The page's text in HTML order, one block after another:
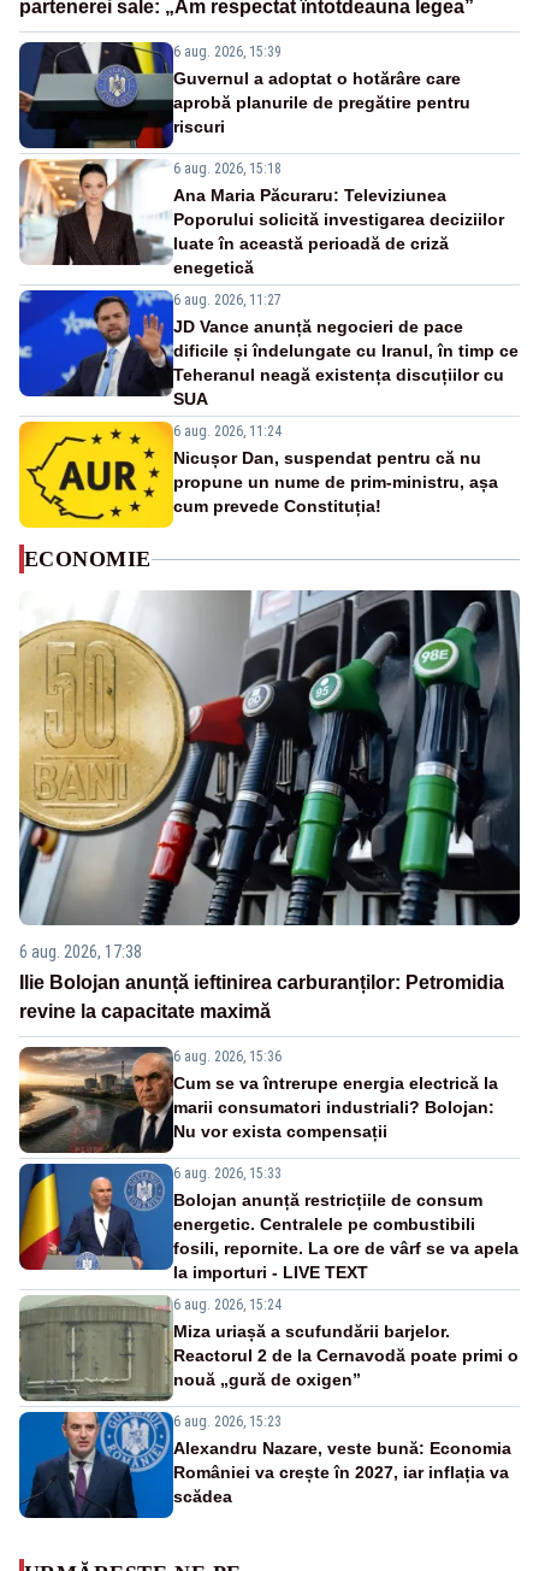
partenerei sale: „Am respectat întotdeauna legea”
6 aug. 2026, 15:39
Guvernul a adoptat o hotărâre care
aprobă planurile de pregătire pentru
riscuri
6 aug. 2026, 15:18
Ana Maria Păcuraru: Televiziunea
Poporului solicită investigarea deciziilor
luate în această perioadă de criză
enegetică
6 aug. 2026, 11:27
JD Vance anunță negocieri de pace
dificile și îndelungate cu Iranul, în timp ce
Teheranul neagă existența discuțiilor cu
SUA
6 aug. 2026, 11:24
Nicușor Dan, suspendat pentru că nu
propune un nume de prim-ministru, așa
cum prevede Constituția!
ECONOMIE
6 aug. 2026, 17:38
Ilie Bolojan anunță ieftinirea carburanților: Petromidia
revine la capacitate maximă
6 aug. 2026, 15:36
Cum se va întrerupe energia electrică la
marii consumatori industriali? Bolojan:
Nu vor exista compensații
6 aug. 2026, 15:33
Bolojan anunță restricțiile de consum
energetic. Centralele pe combustibili
fosili, repornite. La ore de vârf se va apela
la importuri - LIVE TEXT
6 aug. 2026, 15:24
Miza uriașă a scufundării barjelor.
Reactorul 2 de la Cernavodă poate primi o
nouă „gură de oxigen”
6 aug. 2026, 15:23
Alexandru Nazare, veste bună: Economia
României va crește în 2027, iar inflația va
scădea